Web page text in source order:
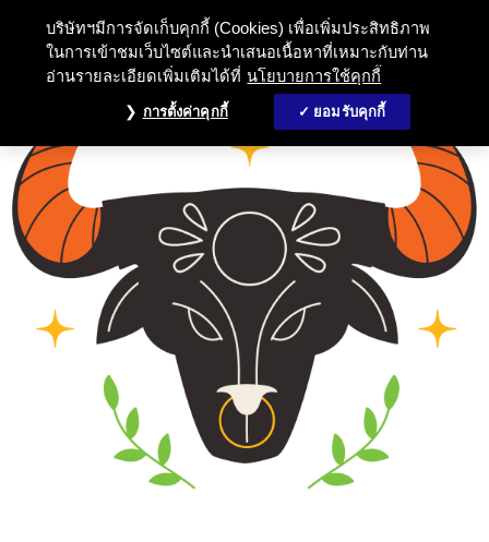
บริษัทฯมีการจัดเก็บคุกกี้ (Cookies) เพื่อเพิ่มประสิทธิภาพ
ในการเข้าชมเว็บไซต์และนำเสนอเนื้อหาที่เหมาะกับท่าน
อ่านรายละเอียดเพิ่มเติมได้ที่ นโยบายการใช้คุกกี้
การตั้งค่าคุกกี้ ยอมรับคุกกี้